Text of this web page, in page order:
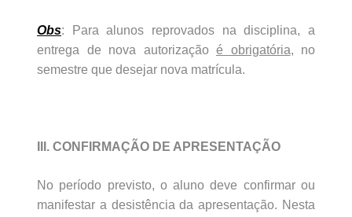
Obs: Para alunos reprovados na disciplina, a
entrega de nova autorização é obrigatória, no
semestre que desejar nova matrícula.
III. CONFIRMAÇÃO DE APRESENTAÇÃO
No período previsto, o aluno deve confirmar ou
manifestar a desistência da apresentação. Nesta